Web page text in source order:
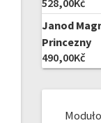
Janod
Princezny
490,00Kč